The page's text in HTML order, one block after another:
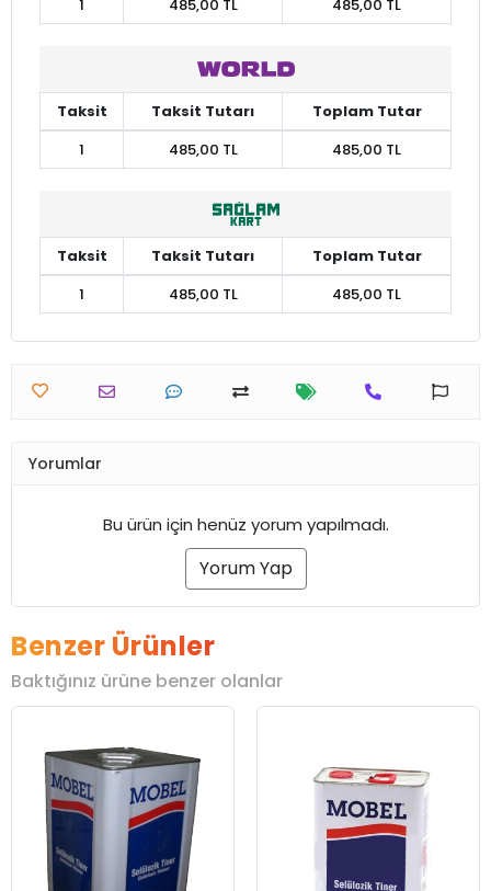
1 485,00 TL 485,00 TL
Taksit Taksit Tutarı
Toplam Tutar
1
485,00 TL 485,00 TL
Taksit Taksit Tutarı
Toplam Tutar
1
485,00 TL 485,00 TL
Yorumlar
Bu ürün için henüz yorum yapılmadı.
Yorum Yap
Benzer Ürünler
Baktığınız ürüne benzer olanlar